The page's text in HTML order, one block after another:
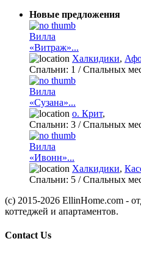
Новые предложения
Вилла
«Витраж»...
Халкидики,
Спальни: 1 / Спальных
Вилла
«Сузана»...
о. Крит,
Спальни: 3 / Спальных
Вилла
«Ивонн»...
Халкидики,
Спальни: 5 / Спальных
(c) 2015-2026 EllinHome.com -
коттеджей и апартаментов.
Contact Us